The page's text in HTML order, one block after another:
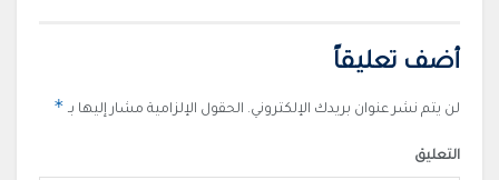
أضف تعليقاً
لن يتم نشر عنوان بريدك الإلكتروني. الحقول الإلزامية مشار إليها بـ *
التعليق